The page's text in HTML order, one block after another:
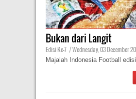
Bukan dari Langit
Edisi Ke-7 | Wednesday, 03 December
Majalah Indonesia Football